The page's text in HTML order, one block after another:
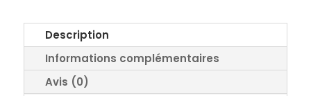
Description
Informations complémentaires
Avis (0)